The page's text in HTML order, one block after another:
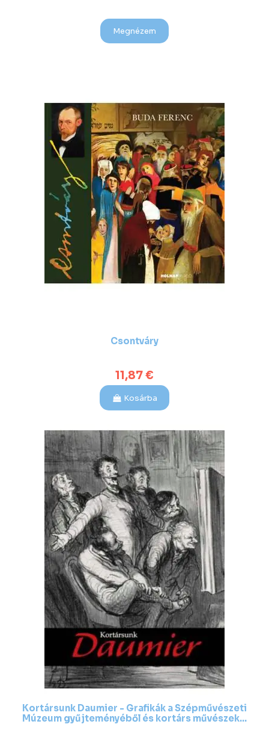
Megnézem
Csontváry
11,87 €
Kosárba
Kortársunk Daumier - Grafikák a Szépművészeti
Múzeum gyűjteményéből és kortárs művészek...